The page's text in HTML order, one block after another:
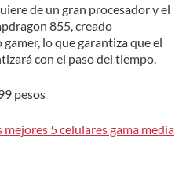
de un gran procesador y el
855, creado
lo que garantiza que el
con el paso del tiempo.
pesos
mejores 5 celulares gama media